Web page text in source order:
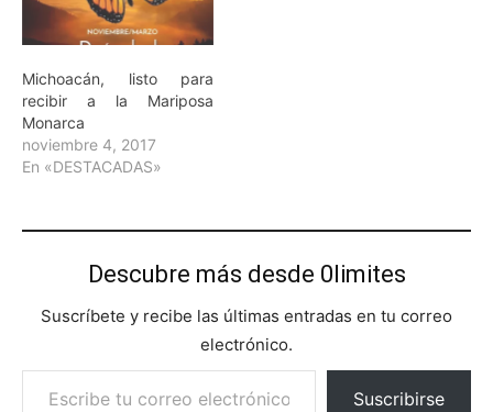
Michoacán, listo para
recibir a la Mariposa
Monarca
noviembre 4, 2017
En «DESTACADAS»
Descubre más desde 0limites
Suscríbete y recibe las últimas entradas en tu correo
electrónico.
Escribe tu correo electrónico…
Suscribirse